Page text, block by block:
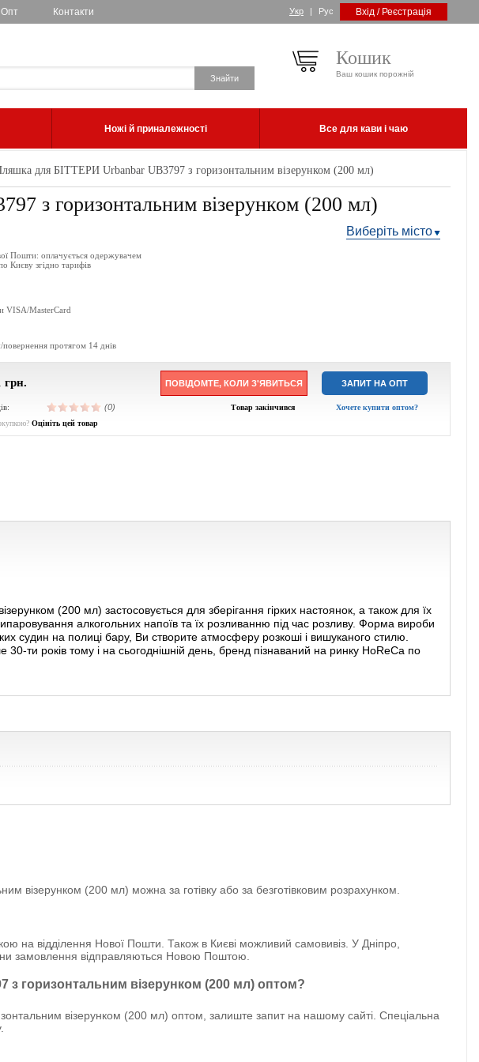
Опт Контакти Укр | Рус Вхід / Реєстрація
Кошик
Ваш кошик порожній
Ножі й приналежності Все для кави і чаю
для БІТТЕРИ Urbanbar UB3797 з горизонтальним візерунком (200 мл)
з горизонтальним візерунком (200 мл)
Виберіть місто
Пошти: оплачується одержувачем
згідно тарифів
VISA/MasterCard
протягом 14 днів
грн. ПОВІДОМТЕ, КОЛИ З'ЯВИТЬСЯ ЗАПИТ НА ОПТ
(0) Товар закінчився
Хочете купити оптом?
Оцініть цей товар
(200 мл) застосовується для зберігання гірких настоянок, а також для їх
алкогольних напоїв та їх розливанню під час розливу. Форма вироби
судин на полиці бару, Ви створите атмосферу розкоші і вишуканого стилю.
ти років тому і на сьогоднішній день, бренд пізнаваний на ринку HoReCa по
візерунком (200 мл) можна за готівку або за безготівковим розрахунком.
на відділення Нової Пошти. Також в Києві можливий самовивіз. У Дніпро,
замовлення відправляються Новою Поштою.
горизонтальним візерунком (200 мл) оптом?
візерунком (200 мл) оптом, залиште запит на нашому сайті. Спеціальна